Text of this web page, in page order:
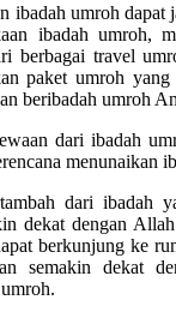
ibadah umroh dapat
ibadah umroh,
berbagai travel
paket umroh
beribadah umroh
dari ibadah
menunaikan
dari ibadah
dekat dengan Allah
berkunjung ke
semakin dekat